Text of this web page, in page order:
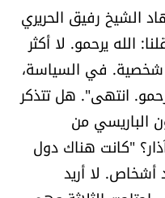
الشيخ رفيق الحريري
الله يرحمو. لا أكثر
شخصية. في السياسة،
انتهى". هل تتذكر
الباريسي من
لضمّه إلى حراك 14 آذار؟ "كانت هناك دول
لا أريد